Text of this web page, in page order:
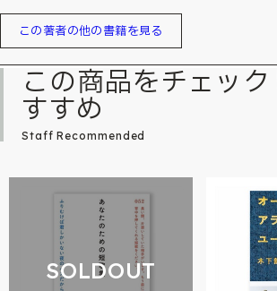
この著者の他の書籍を見る
この商品をチェッ
すすめ
Staff Recommended
SOLDOUT